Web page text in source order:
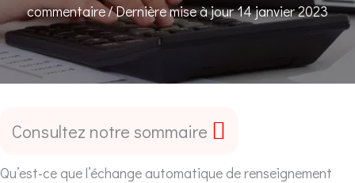
commentaire/Dernière mise à jour 14 janvier 2023
Consultez notre sommaire
Qu’est-ce que l’échange automatique de renseignement